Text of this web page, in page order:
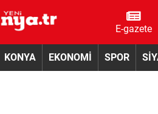
E-gazete
KONYA EKONOMİ SPOR